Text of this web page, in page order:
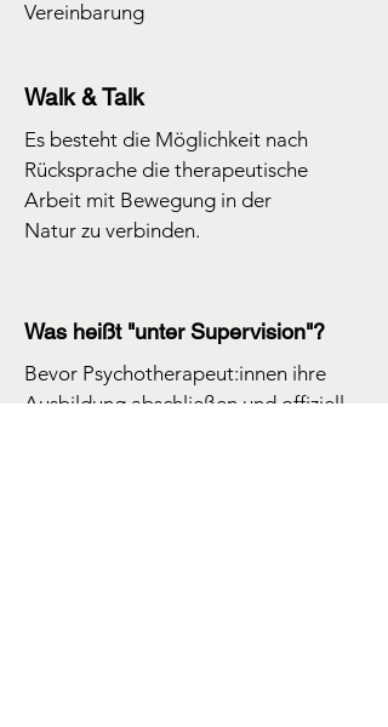
Vereinbarung
Walk & Talk
Es besteht die Möglichkeit nach
Rücksprache die therapeutische
Arbeit mit Bewegung in der
Natur zu verbinden.
Was heißt "unter Supervision"?
Bevor Psychotherapeut:innen ihre
Ausbildung abschließen und offiziell